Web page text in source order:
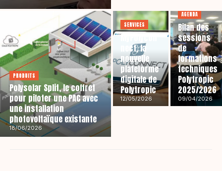
PRODUITS
Polysolar Split, le coffret
pour piloter une PAC avec
une installation
photovoltaïque existante
18/06/2026
SERVICES
MyPolycon
nect, la
nouvelle
plateforme
digitale de
Polytropic
12/05/2026
AGENDA
Bilan des
sessions
de
formations
techniques
Polytropic
2025/2026
09/04/2026